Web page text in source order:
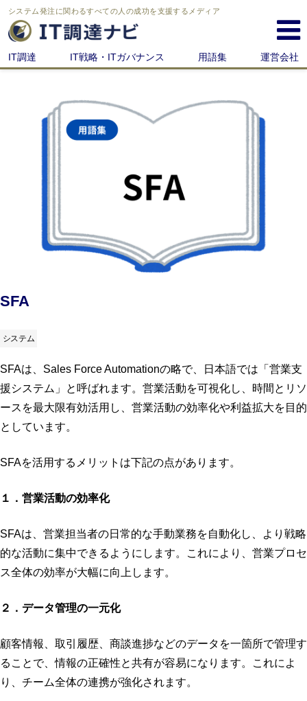
システム発注に関わるすべての人の成功を支援するメディア
IT調達 IT戦略・ITガバナンス 用語集 運営会社
SFA
システム
SFAは、Sales Force Automationの略で、日本語では「営業支
援システム」と呼ばれます。営業活動を可視化し、時間とリソ
ースを最大限有効活用し、営業活動の効率化や利益拡大を目的
としています。
SFAを活用するメリットは下記の点があります。
１．営業活動の効率化
SFAは、営業担当者の日常的な手動業務を自動化し、より戦略
的な活動に集中できるようにします。これにより、営業プロセ
ス全体の効率が大幅に向上します。
２．データ管理の一元化
顧客情報、取引履歴、商談進捗などのデータを一箇所で管理す
ることで、情報の正確性と共有が容易になります。これによ
り、チーム全体の連携が強化されます。